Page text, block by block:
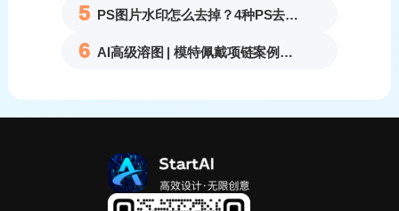
5 PS图片水印怎么去掉？4种PS去水印方法教程无痕去除各类图片水印
6 AI高级溶图 | 模特佩戴项链案例展示